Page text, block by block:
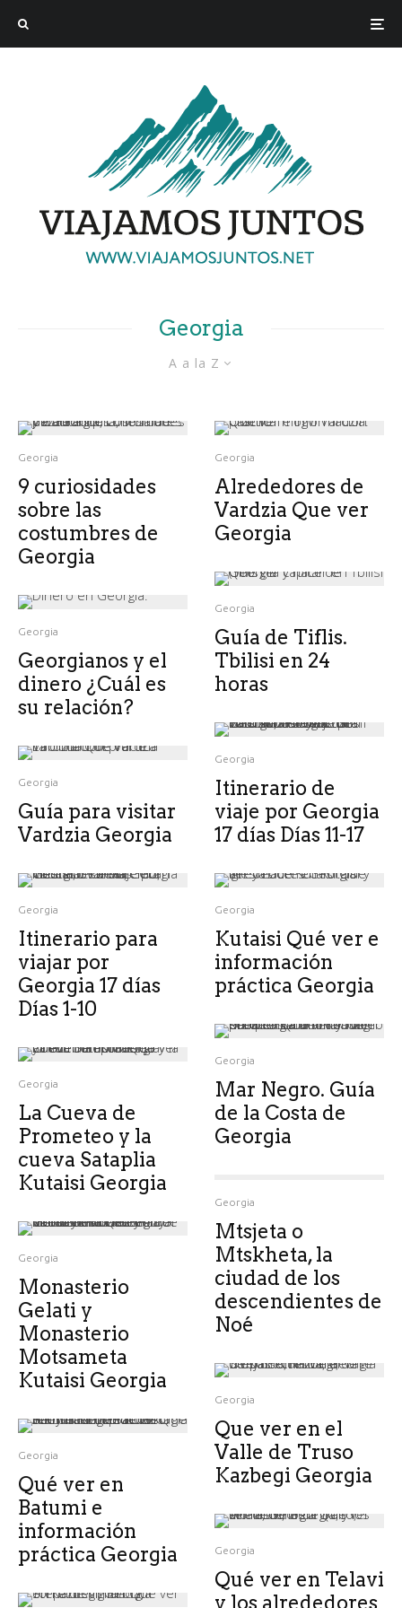
Georgia
A a la Z
Georgia
9 curiosidades
sobre las
costumbres de
Georgia
Georgia
Georgianos y el
dinero ¿Cuál es
su relación?
Georgia
Guía para visitar
Vardzia Georgia
Georgia
Itinerario para
viajar por
Georgia 17 días
Días 1-10
Georgia
La Cueva de
Prometeo y la
cueva Sataplia
Kutaisi Georgia
Georgia
Monasterio
Gelati y
Monasterio
Motsameta
Kutaisi Georgia
Georgia
Qué ver en
Batumi e
información
práctica Georgia
Georgia
Alrededores de
Vardzia Que ver
Georgia
Georgia
Guía de Tiflis.
Tbilisi en 24
horas
Georgia
Itinerario de
viaje por Georgia
17 días Días 11-17
Georgia
Kutaisi Qué ver e
información
práctica Georgia
Georgia
Mar Negro. Guía
de la Costa de
Georgia
Georgia
Mtsjeta o
Mtskheta, la
ciudad de los
descendientes de
Noé
Georgia
Que ver en el
Valle de Truso
Kazbegi Georgia
Georgia
Qué ver en Telavi
y los alrededores